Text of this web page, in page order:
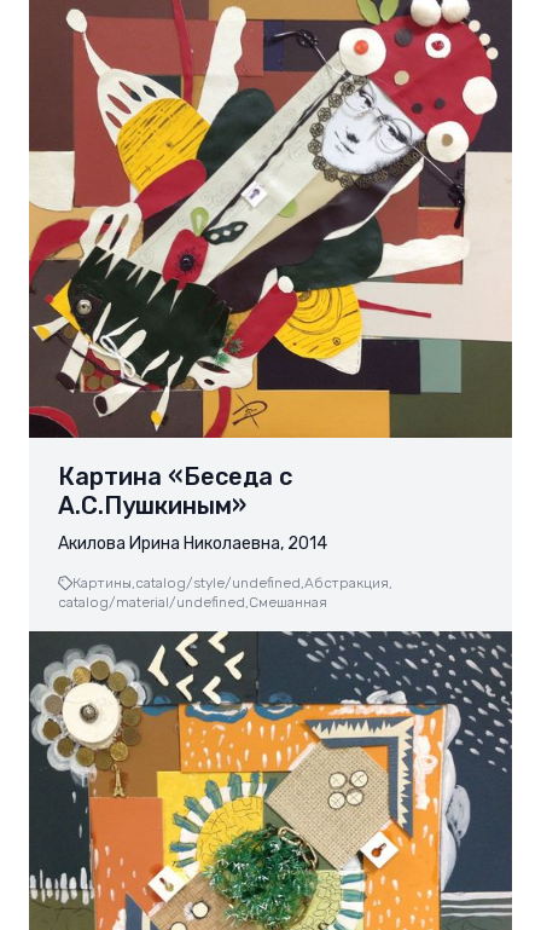
Картина «Беседа с
А.С.Пушкиным»
Акилова Ирина Николаевна, 2014
Картины, catalog/style/undefined, Абстракция,
catalog/material/undefined, Смешанная